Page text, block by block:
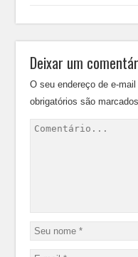
Deixar um
O seu endereço de e-
obrigatórios são